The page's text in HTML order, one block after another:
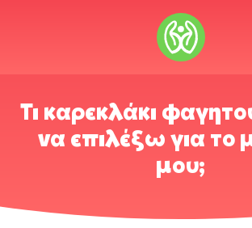
Τι καρεκλάκι
να επιλέξω για το
μου;